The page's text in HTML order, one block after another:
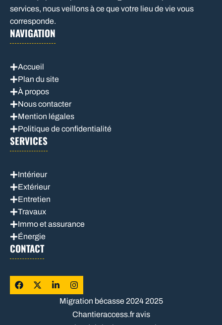
services, nous veillons à ce que votre lieu de vie vous
corresponde.
NAVIGATION
Accueil
Plan du site
À propos
Nous contacter
Mention légales
Politique de confidentialité
SERVICES
Intérieur
Extérieur
Entretien
Travaux
Immo et assurance
Énergie
CONTACT
Migration bécasse 2024 2025
Chantieraccess.fr avis